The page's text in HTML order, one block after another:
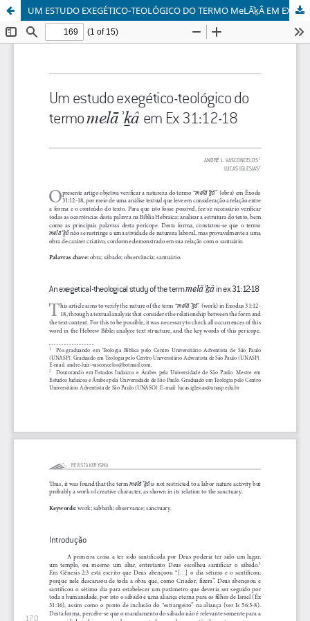
UM ESTUDO EXEGÉTICO-TEOLÓGICO DO TERMO MeLĀʾḵÂ EM EX 31:12-18